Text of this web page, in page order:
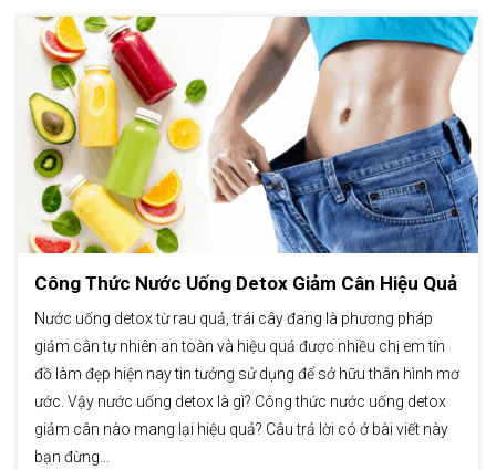
Công Thức Nước Uống Detox Giảm Cân Hiệu Quả
Nước uống detox từ rau quả, trái cây đang là phương pháp
giảm cân tự nhiên an toàn và hiệu quả được nhiều chị em tín
đồ làm đẹp hiện nay tin tưởng sử dụng để sở hữu thân hình mơ
ước. Vậy nước uống detox là gì? Công thức nước uống detox
giảm cân nào mang lại hiệu quả? Câu trả lời có ở bài viết này
bạn đừng...